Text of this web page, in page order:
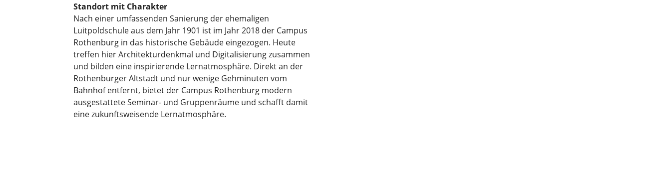
Standort mit Charakter
Nach einer umfassenden Sanierung der ehemaligen
Luitpoldschule aus dem Jahr 1901 ist im Jahr 2018 der Campus
Rothenburg in das historische Gebäude eingezogen. Heute
treffen hier Architekturdenkmal und Digitalisierung zusammen
und bilden eine inspirierende Lernatmosphäre. Direkt an der
Rothenburger Altstadt und nur wenige Gehminuten vom
Bahnhof entfernt, bietet der Campus Rothenburg modern
ausgestattete Seminar- und Gruppenräume und schafft damit
eine zukunftsweisende Lernatmosphäre.